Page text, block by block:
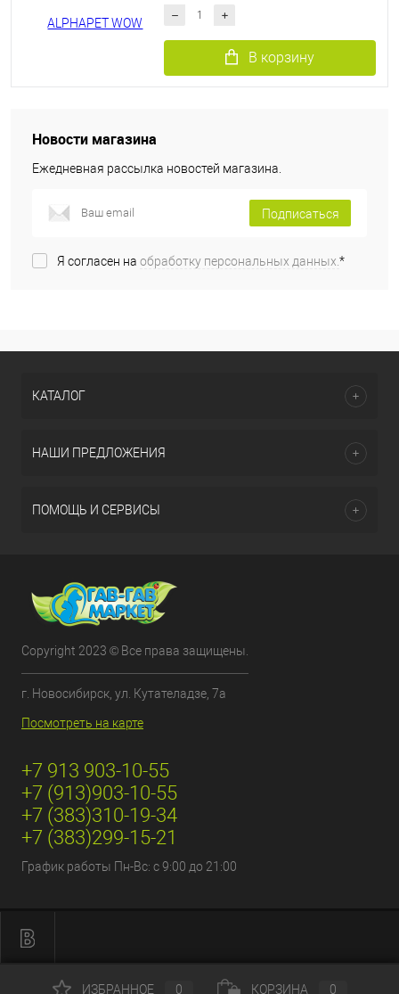
В корзину
Новости магазина
Ежедневная рассылка новостей магазина.
Подписаться
Я согласен на обработку персональных данных.*
КАТАЛОГ
НАШИ ПРЕДЛОЖЕНИЯ
ПОМОЩЬ И СЕРВИСЫ
Copyright 2023 © Все права защищены.
г. Новосибирск, ул. Кутателадзе, 7а
Посмотреть на карте
+7 913 903-10-55
+7 (913)903-10-55
+7 (383)310-19-34
+7 (383)299-15-21
График работы Пн-Вс: с 9:00 до 21:00
ИЗБРАННОЕ 0 КОРЗИНА 0